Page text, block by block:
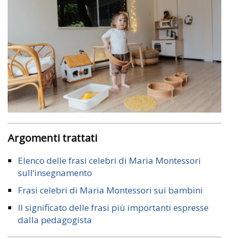
Argomenti trattati
Elenco delle frasi celebri di Maria Montessori
sull’insegnamento
Frasi celebri di Maria Montessori sui bambini
Il significato delle frasi più importanti espresse
dalla pedagogista